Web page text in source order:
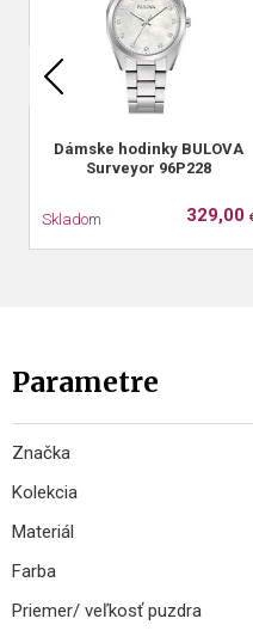
Dámske hodinky BULOVA
Surveyor 96P228
Skladom 329,00
Parametre
Značka
Kolekcia
Materiál
Farba
Priemer/ veľkosť puzdra